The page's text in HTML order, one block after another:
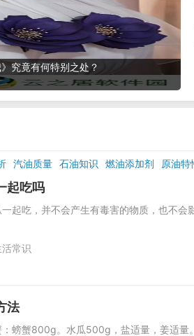
究竟有何特别之处？
汽油质量 石油知识 燃油添加剂 原油特
起吃吗
起吃，并不会产生有毒害的物质，也不会
活常识
法
：螃蟹800g。水瓜500g，盐适量，姜适量